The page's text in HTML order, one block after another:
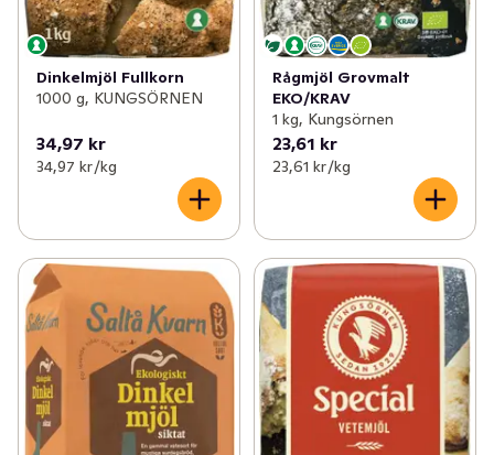
Dinkelmjöl Fullkorn
1000 g, KUNGSÖRNEN
34,97 kr
34,97 kr /kg
Rågmjöl Grovmalt
EKO/KRAV
1 kg, Kungsörnen
23,61 kr
23,61 kr /kg